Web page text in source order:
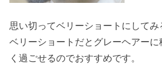
思い切ってベリーショートにしてみ
ベリーショートだとグレーヘアー
く過ごせるのでおすすめです。